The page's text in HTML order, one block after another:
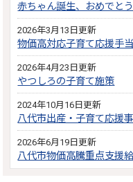
赤ちゃん誕生、おめでと
2026年3月13日更新
物価高対応子育て応援手
2026年4月23日更新
やつしろの子育て施策
2024年10月16日更新
八代市出産・子育て応援
2026年6月19日更新
八代市物価高騰重点支援